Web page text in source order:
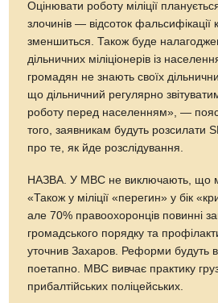
Оцінювати роботу міліції
злочинів — відсоток фальсифікації
зменшиться. Також буде
дільничних міліціонерів із
громадян не знають своїх
що дільничний регулярно
роботу перед населенням», —
того, заявникам будуть розсилати
про те, як йде розслідування.
НАЗВА. У МВС не виключають, що
«Також у міліції «перегин» у бік
але 70% правоохоронців повинні
громадського порядку та
уточнив Захаров. Реформи будуть
поетапно. МВС вивчає практику
прибалтійських поліцейських.